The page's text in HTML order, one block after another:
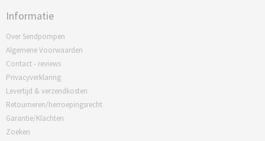
Informatie
Over Sendpompen
Algemene Voorwaarden
Contact - reviews
Privacyverklaring
Levertijd & verzendkosten
Retourneren/herroepingsrecht
Garantie/Klachten
Zoeken